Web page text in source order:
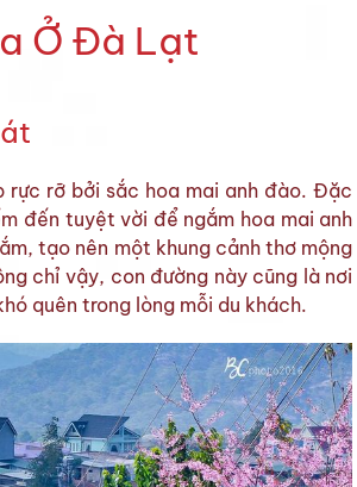
Ở Đà Lạt
rỡ bởi sắc hoa mai anh đào. Đặc
đến tuyệt vời để ngắm hoa mai anh
tạo nên một khung cảnh thơ mộng
chỉ vậy, con đường này cũng là nơi
quên trong lòng mỗi du khách.